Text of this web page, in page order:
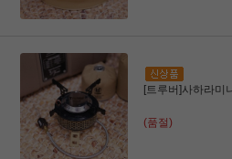
[트루버]사하라미
(품절)